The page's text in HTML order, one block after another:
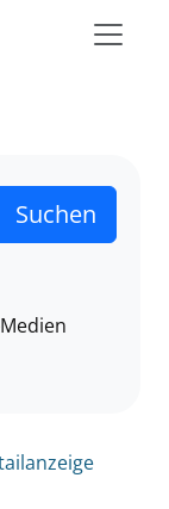
suchen wollen.